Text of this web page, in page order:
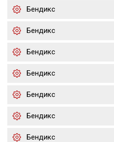
Бендикс
Бендикс
Бендикс
Бендикс
Бендикс
Бендикс
Бендикс